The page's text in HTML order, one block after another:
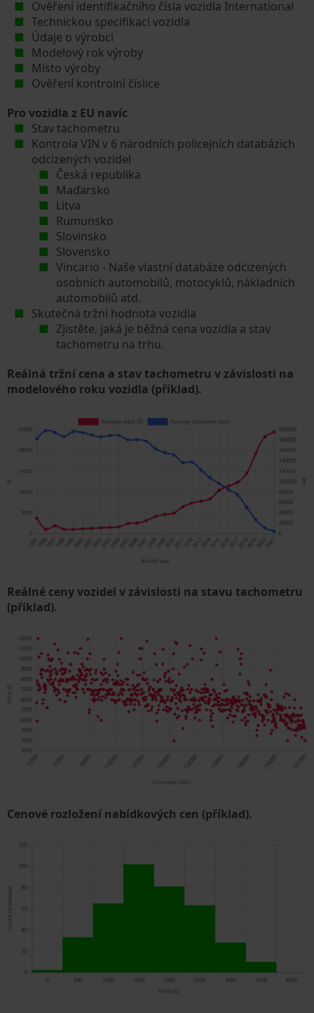
Ověření identifikačního čísla vozidla International
Technickou specifikaci vozidla
Údaje o výrobci
Modelový rok výroby
Místo výroby
Ověření kontrolní číslice
Pro vozidla z EU navíc
Stav tachometru
Kontrola VIN v 6 národních policejních databázích
odcizených vozidel
Česká republika
Maďarsko
Litva
Rumunsko
Slovinsko
Slovensko
Vincario - Naše vlastní databáze odcizených
osobních automobilů, motocyklů, nákladních
automobilů atd.
Skutečná tržní hodnota vozidla
Zjistěte, jaká je běžná cena vozidla a stav
tachometru na trhu.
Reálná tržní cena a stav tachometru v závislosti na
modelového roku vozidla (příklad).
Reálné ceny vozidel v závislosti na stavu tachometru
(příklad).
Cenové rozložení nabídkových cen (příklad).